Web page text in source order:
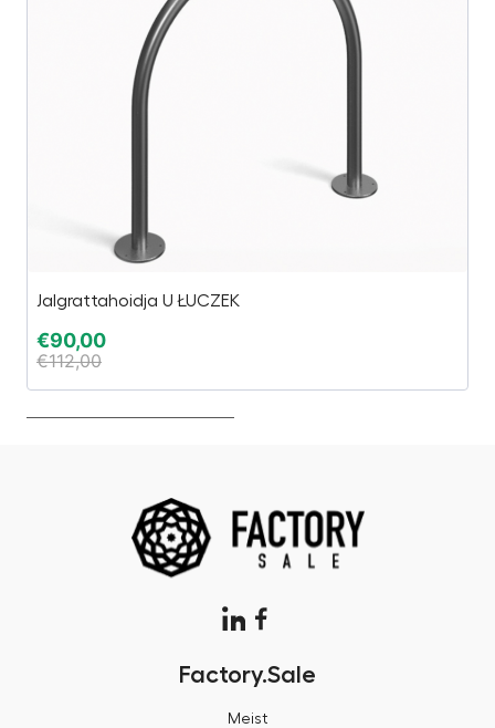
Jalgrattahoidja U ŁUCZEK
€90,00
€112,00
Factory.Sale
Meist